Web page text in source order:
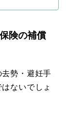
険の補償
勢・避妊手
ないでしょ